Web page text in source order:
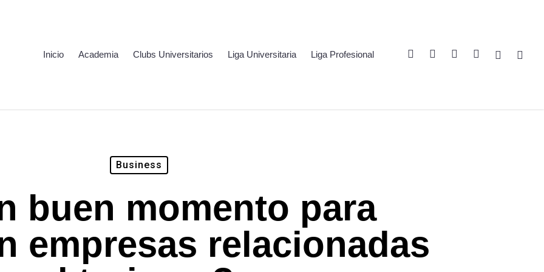
Inicio Academia Clubs Universitarios Liga Universitaria Liga Profesional Twitter LinkedinYoutubeInstagramSpotify Twitch
Business
buen momento para
empresas relacionadas